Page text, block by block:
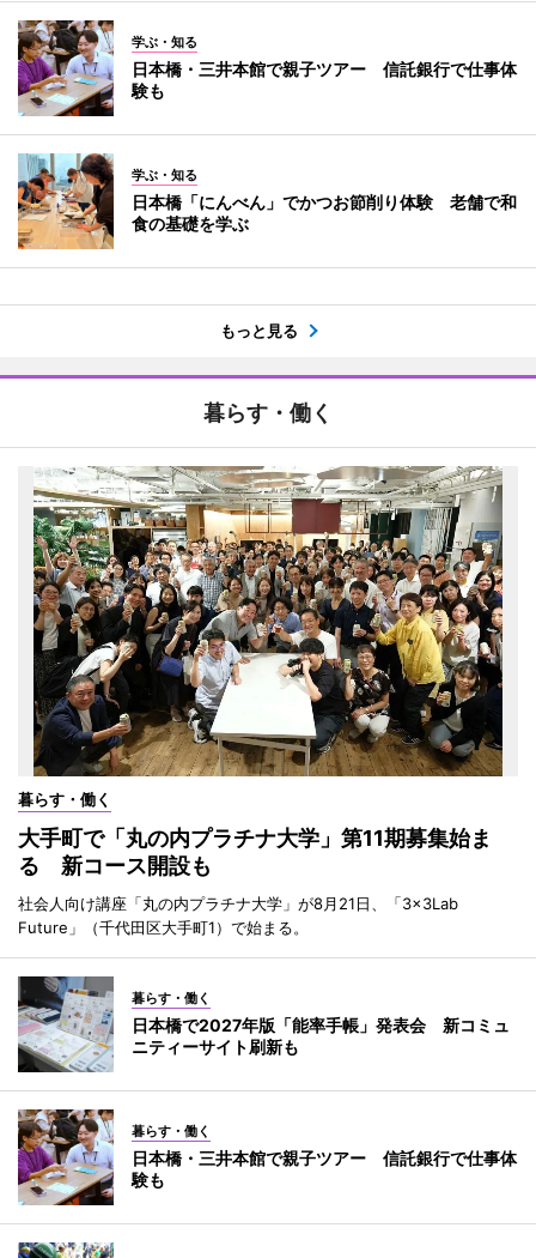
学ぶ・知る
日本橋・三井本館で親子ツアー 信託銀行で仕事体
験も
学ぶ・知る
日本橋「にんべん」でかつお節削り体験 老舗で和
食の基礎を学ぶ
もっと見る
暮らす・働く
暮らす・働く
大手町で「丸の内プラチナ大学」第11期募集始ま
る 新コース開設も
社会人向け講座「丸の内プラチナ大学」が8月21日、「3×3Lab
Future」（千代田区大手町1）で始まる。
暮らす・働く
日本橋で2027年版「能率手帳」発表会 新コミュ
ニティーサイト刷新も
暮らす・働く
日本橋・三井本館で親子ツアー 信託銀行で仕事体
験も